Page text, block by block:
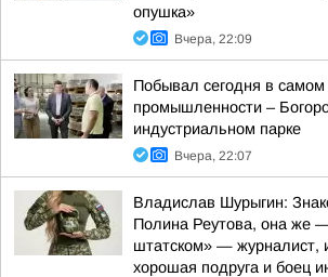
опушка»
Вчера, 22:09
Побывал сегодня в
промышленности –
индустриальном парке
Вчера, 22:07
Владислав Шурыгин:
Полина Реутова, она же
штатском» — журналист,
хорошая подруга и боец